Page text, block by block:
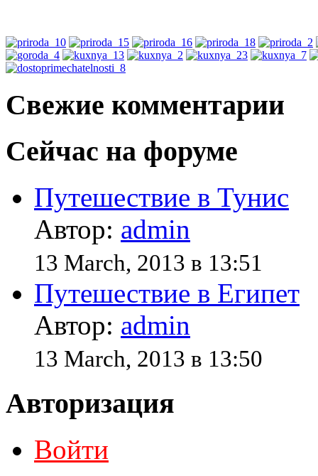
Свежие комментарии
Сейчас на форуме
Путешествие в Тунис
Автор: admin
13 March, 2013 в 13:51
Путешествие в Египет
Автор: admin
13 March, 2013 в 13:50
Авторизация
Войти